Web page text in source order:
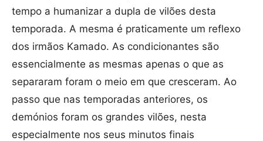
tempo a humanizar a dupla de vilões desta
temporada. A mesma é praticamente um reflexo
dos irmãos Kamado. As condicionantes são
essencialmente as mesmas apenas o que as
separaram foram o meio em que cresceram. Ao
passo que nas temporadas anteriores, os
demónios foram os grandes vilões, nesta
especialmente nos seus minutos finais